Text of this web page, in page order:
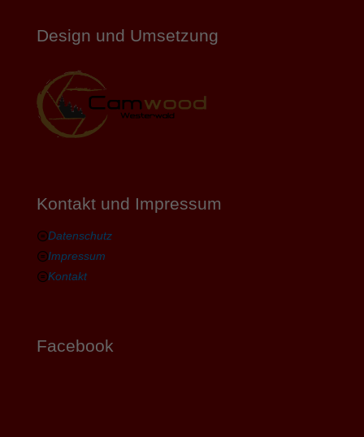
Design und Umsetzung
Kontakt und Impressum
Datenschutz
Impressum
Kontakt
Facebook